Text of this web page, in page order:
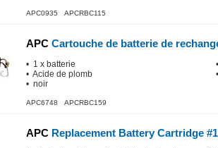
APC0935 APCRBC115
APC Cartouche de batterie de
• 1 x batterie
• Acide de plomb
• noir
APC6748 APCRBC159
APC Replacement Battery Cartridge